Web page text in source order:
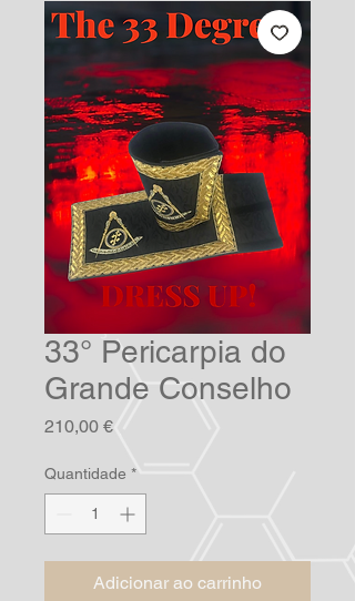
33° Pericarpia do
Grande Conselho
210,00 €Preço
Quantidade *
Adicionar ao carrinho